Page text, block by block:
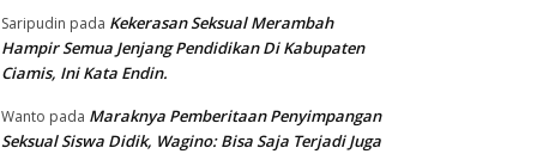
Saripudin pada Kekerasan Seksual Merambah
Hampir Semua Jenjang Pendidikan Di Kabupaten
Ciamis, Ini Kata Endin.
Wanto pada Maraknya Pemberitaan Penyimpangan
Seksual Siswa Didik, Wagino: Bisa Saja Terjadi Juga